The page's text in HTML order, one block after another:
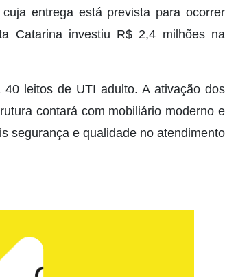
entrega está prevista para ocorrer
Catarina investiu R$ 2,4 milhões na
leitos de UTI adulto. A ativação dos
contará com mobiliário moderno e
segurança e qualidade no atendimento